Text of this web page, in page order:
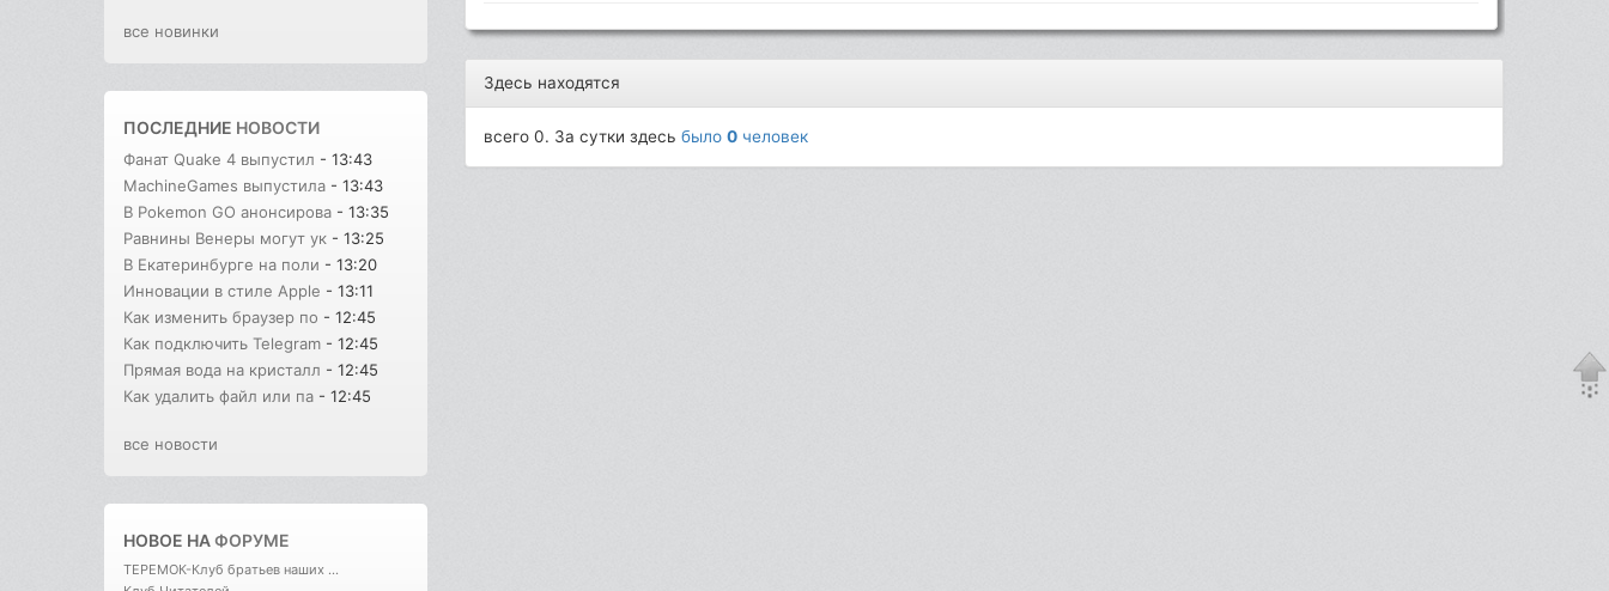
все новинки
ПОСЛЕДНИЕ НОВОСТИ
Фанат Quake 4 выпустил - 13:43
MachineGames выпустила - 13:43
В Pokemon GO анонсирова - 13:35
Равнины Венеры могут ук - 13:25
В Екатеринбурге на поли - 13:20
Инновации в стиле Apple - 13:11
Как изменить браузер по - 12:45
Как подключить Telegram - 12:45
Прямая вода на кристалл - 12:45
Как удалить файл или па - 12:45
все новости
НОВОЕ НАФОРУМЕ
ТЕРЕМОК-Клуб братьев наших ...
Здесь находятся
всего 0. За сутки здесьбыло0 человек